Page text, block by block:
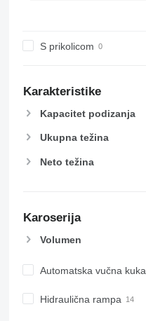
S prikolicom
Karakteristike
Kapacitet podizanja
Ukupna težina
Neto težina
Karoserija
Volumen
Automatska vučna kuka
Hidraulična rampa